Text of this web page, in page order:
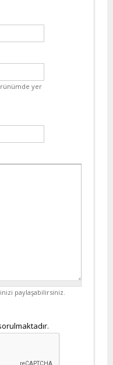
yer
paylaşabilirsiniz.